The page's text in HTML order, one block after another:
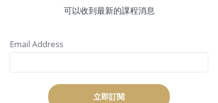
可以收到最新的課程消息
Email Address
立即訂閱